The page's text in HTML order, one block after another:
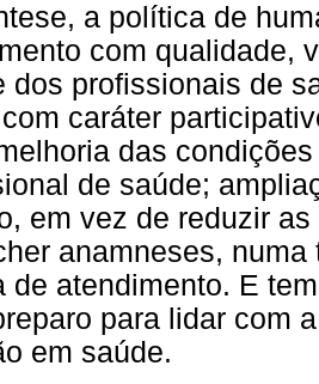
a política de
com qualidade,
dos profissionais de
caráter
das
de saúde;
em vez de reduzir
anamneses,
de atendimento. E
para lidar com
em saúde.